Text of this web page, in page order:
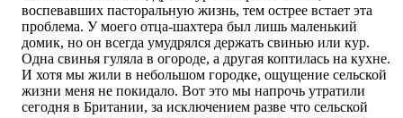
воспевавших пасторальную жизнь, тем острее встает эта
проблема. У моего отца-шахтера был лишь маленький
домик, но он всегда умудрялся держать свинью или кур.
Одна свинья гуляла в огороде, а другая коптилась на кухне.
И хотя мы жили в небольшом городке, ощущение сельской
жизни меня не покидало. Вот это мы напрочь утратили
сегодня в Британии, за исключением разве что сельской